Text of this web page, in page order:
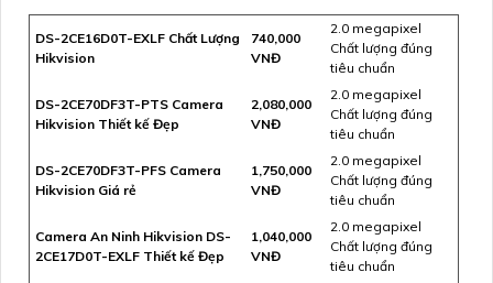
DS-2CE16D0T-EXLF Chất Lượng
Hikvision
740,000
VNĐ
2.0 megapixel
Chất lượng đúng
tiêu chuẩn
DS-2CE70DF3T-PTS Camera
Hikvision Thiết kế Đẹp
2,080,000
VNĐ
2.0 megapixel
Chất lượng đúng
tiêu chuẩn
DS-2CE70DF3T-PFS Camera
Hikvision Giá rẻ
1,750,000
VNĐ
2.0 megapixel
Chất lượng đúng
tiêu chuẩn
Camera An Ninh Hikvision DS-
2CE17D0T-EXLF Thiết kế Đẹp
1,040,000
VNĐ
2.0 megapixel
Chất lượng đúng
tiêu chuẩn